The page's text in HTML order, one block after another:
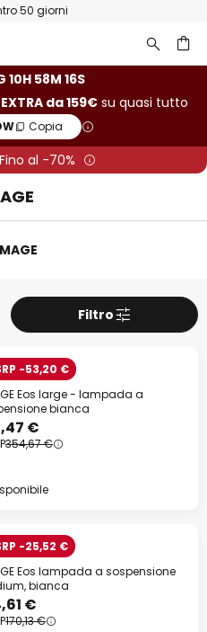
50 giorni
10H 58M 15S
da 159€su quasi tutto
Copia
Fino al -70%
Filtro
-53,20 €
Eos large - lampada a
bianca
€
354,67 €
-25,52 €
Eos lampada a sospensione
bianca
€
170,13 €
da 109€
da 159€
tutto*